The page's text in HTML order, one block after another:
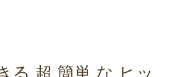
る 超 簡単 な ヒッ